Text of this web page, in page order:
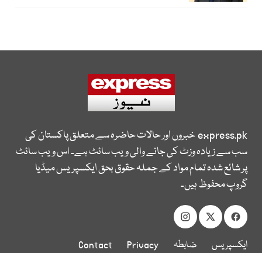
express.pkخبروں اور حالات حاضرہ سے متعلق پاکستان کی
سب سے زیادہ وزٹ کی جانے والی ویب سائٹ ہے۔ اس ویب سائٹ
پر شائع شدہ تمام مواد کے جملہ حقوق بحق ایکسپریس میڈیا
گروپ محفوظ ہیں۔
ایکسپریس
ضابطہ
Privacy
Contact